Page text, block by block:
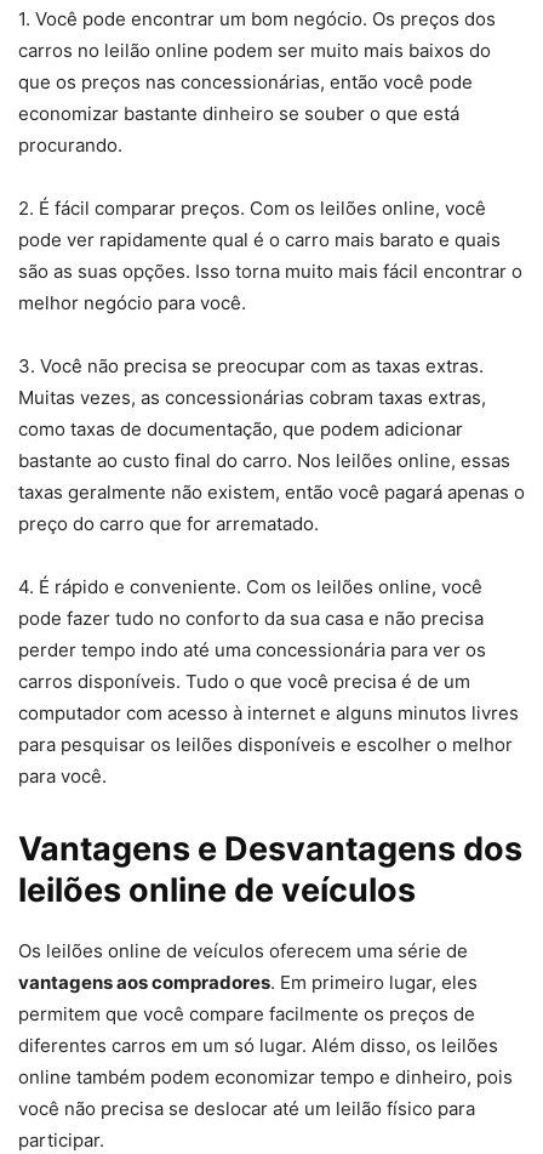
1. Você pode encontrar um bom negócio. Os preços dos
carros no leilão online podem ser muito mais baixos do
que os preços nas concessionárias, então você pode
economizar bastante dinheiro se souber o que está
procurando.
2. É fácil comparar preços. Com os leilões online, você
pode ver rapidamente qual é o carro mais barato e quais
são as suas opções. Isso torna muito mais fácil encontrar o
melhor negócio para você.
3. Você não precisa se preocupar com as taxas extras.
Muitas vezes, as concessionárias cobram taxas extras,
como taxas de documentação, que podem adicionar
bastante ao custo final do carro. Nos leilões online, essas
taxas geralmente não existem, então você pagará apenas o
preço do carro que for arrematado.
4. É rápido e conveniente. Com os leilões online, você
pode fazer tudo no conforto da sua casa e não precisa
perder tempo indo até uma concessionária para ver os
carros disponíveis. Tudo o que você precisa é de um
computador com acesso à internet e alguns minutos livres
para pesquisar os leilões disponíveis e escolher o melhor
para você.
Vantagens e Desvantagens dos
leilões online de veículos
Os leilões online de veículos oferecem uma série de
vantagens aos compradores. Em primeiro lugar, eles
permitem que você compare facilmente os preços de
diferentes carros em um só lugar. Além disso, os leilões
online também podem economizar tempo e dinheiro, pois
você não precisa se deslocar até um leilão físico para
participar.